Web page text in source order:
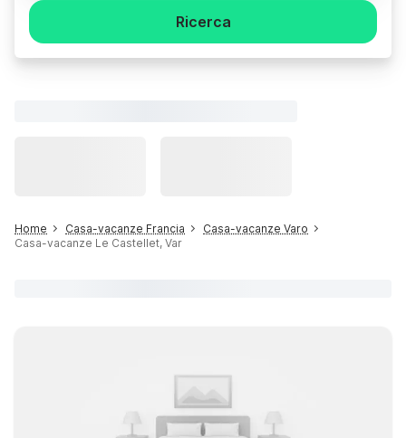
Ricerca
Home Casa-vacanze Francia
Casa-vacanze Varo
Casa-vacanze Le Castellet, Var